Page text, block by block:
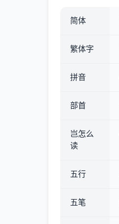
简体
繁体字
拼音
部首
岂怎么
读
五行
五笔